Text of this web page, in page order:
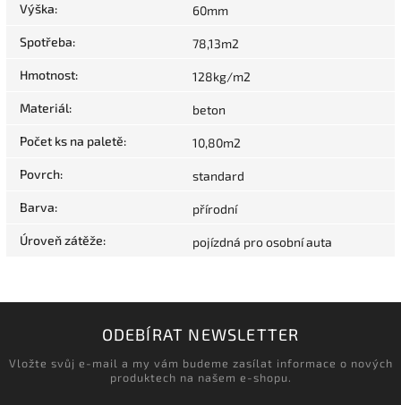
Výška: 60mm
Spotřeba: 78,13m2
Hmotnost: 128kg/m2
Materiál: beton
Počet ks na paletě: 10,80m2
Povrch: standard
Barva: přírodní
Úroveň zátěže: pojízdná pro osobní auta
ODEBÍRAT NEWSLETTER
Vložte svůj e-mail a my vám budeme zasílat informace o nových
produktech na našem e-shopu.